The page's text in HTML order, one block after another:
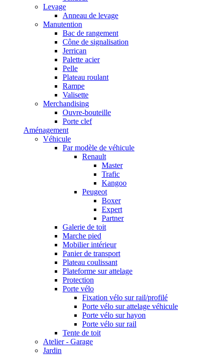
Levage
Anneau de levage
Manutention
Bac de rangement
Cône de signalisation
Jerrican
Palette acier
Pelle
Plateau roulant
Rampe
Valisette
Merchandising
Ouvre-bouteille
Porte clef
Aménagement
Véhicule
Par modèle de véhicule
Renault
Master
Trafic
Kangoo
Peugeot
Boxer
Expert
Partner
Galerie de toit
Marche pied
Mobilier intérieur
Panier de transport
Plateau coulissant
Plateforme sur attelage
Protection
Porte vélo
Fixation vélo sur rail/profilé
Porte vélo sur attelage véhicule
Porte vélo sur hayon
Porte vélo sur rail
Tente de toit
Atelier - Garage
Jardin